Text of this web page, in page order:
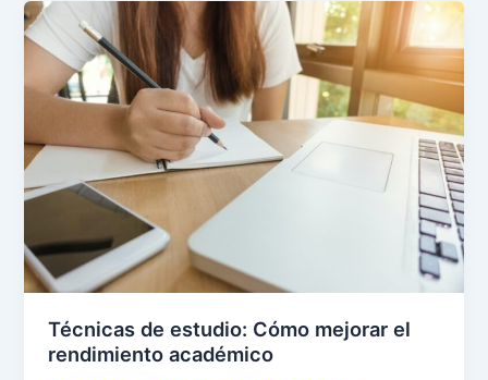
Técnicas de estudio: Cómo mejorar el
rendimiento académico